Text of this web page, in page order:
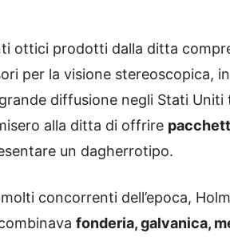
ottici prodotti dalla ditta
per la visione stereoscopica,
diffusione negli Stati Uniti
alla ditta di offrire
un dagherrotipo.
concorrenti dell’epoca,
fonderia, galvanica,